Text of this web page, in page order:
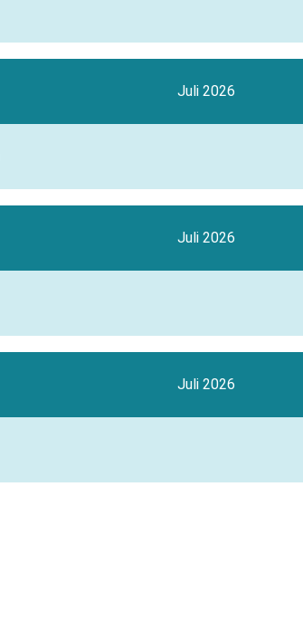
Juli 2026
Juli 2026
Juli 2026